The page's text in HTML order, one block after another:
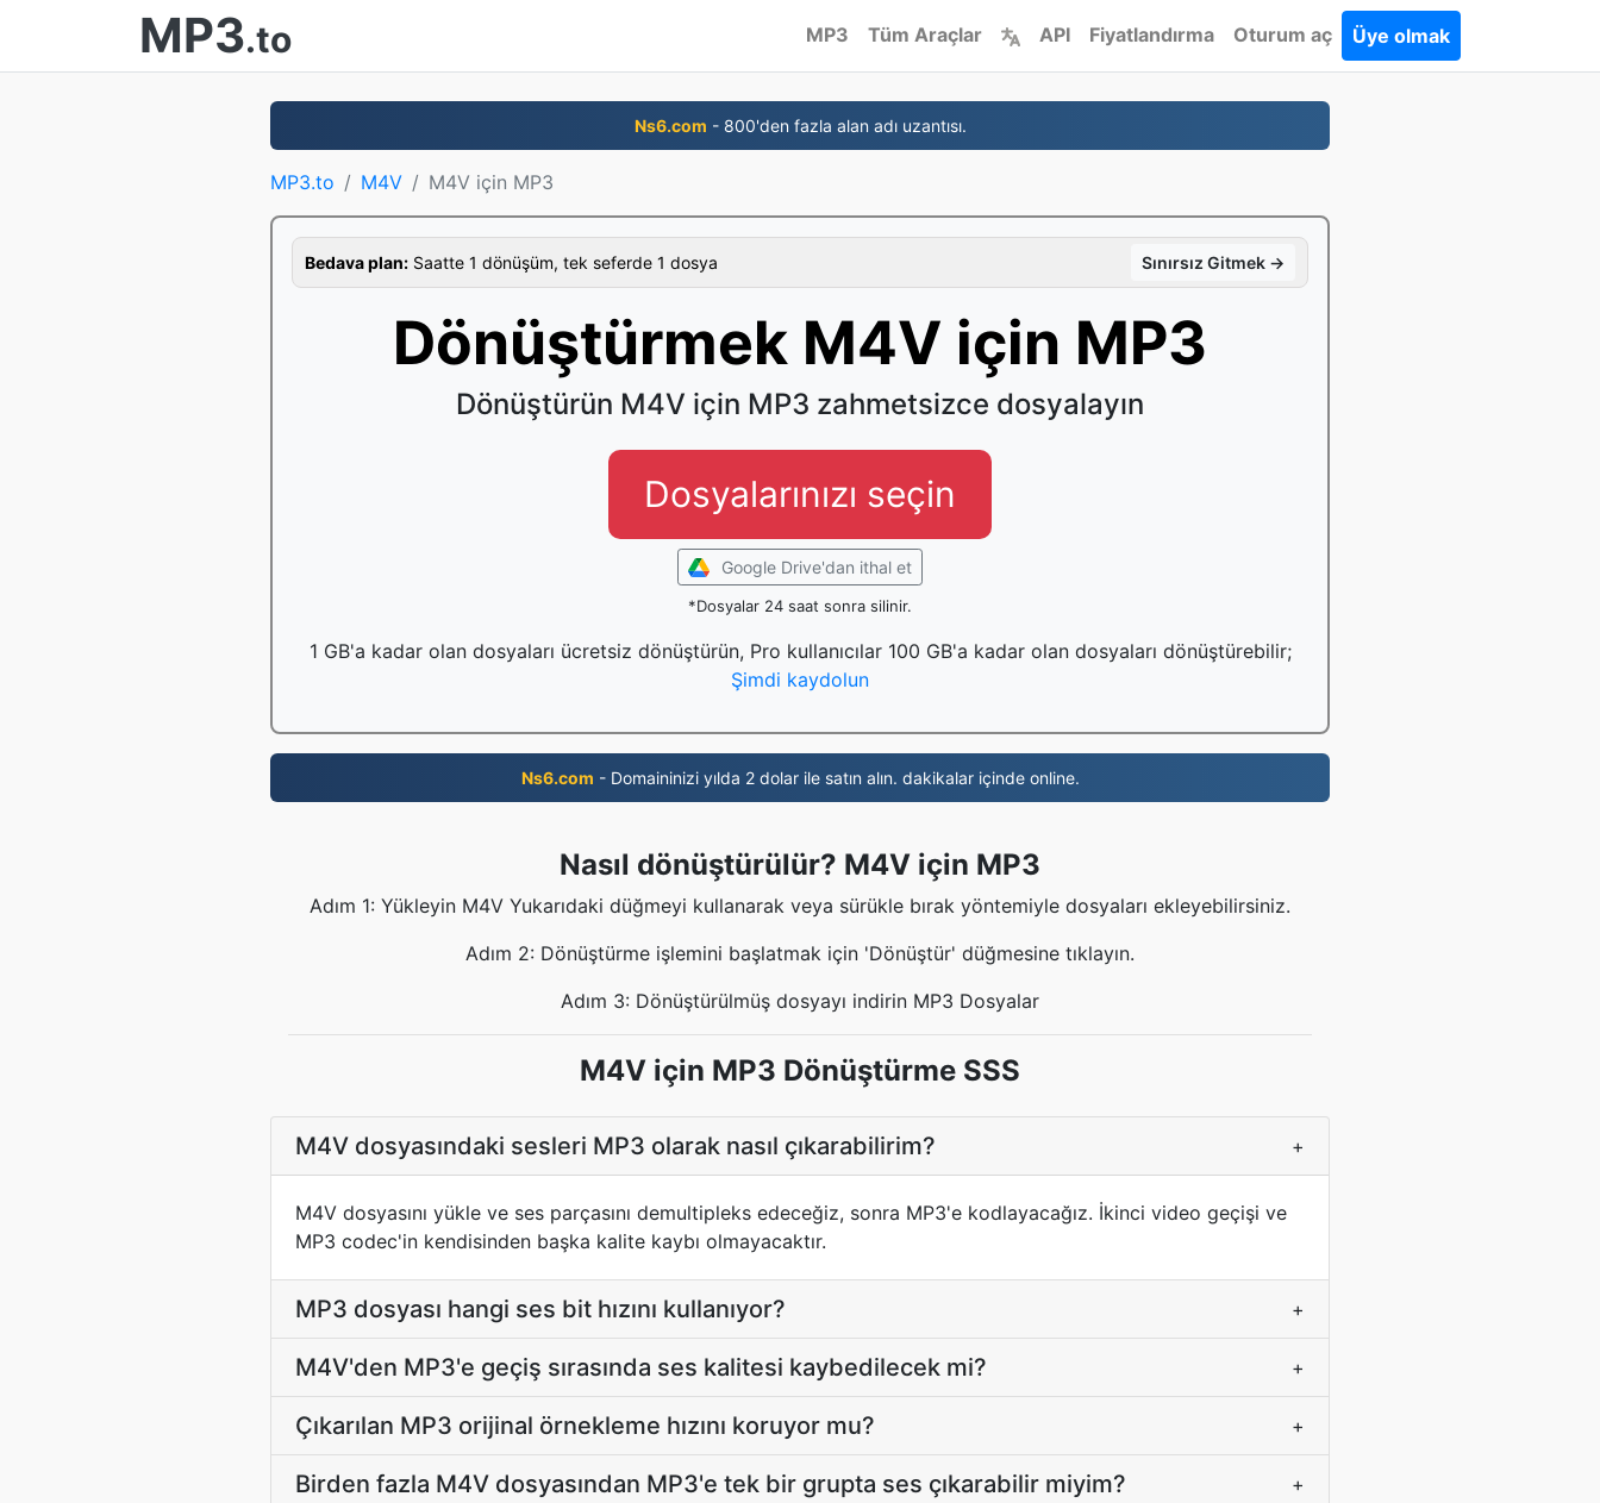
MP3.to MP3 Tüm Araçlar API Fiyatlandırma Oturum aç Üye olmak
Ns6.com - 800'den fazla alan adı uzantısı.
MP3.to M4V M4V için MP3
Bedava plan: Saatte 1 dönüşüm, tek seferde 1 dosya Sınırsız Gitmek →
Dönüştürmek M4V için MP3
Dönüştürün M4V için MP3 zahmetsizce dosyalayın
Dosyalarınızı seçin
Google Drive'dan ithal et
*Dosyalar 24 saat sonra silinir.
1 GB'a kadar olan dosyaları ücretsiz dönüştürün, Pro kullanıcılar 100 GB'a kadar olan dosyaları dönüştürebilir;
Şimdi kaydolun
Ns6.com - Domaininizi yılda 2 dolar ile satın alın. dakikalar içinde online.
Nasıl dönüştürülür? M4V için MP3
Adım 1: Yükleyin M4V Yukarıdaki düğmeyi kullanarak veya sürükle bırak yöntemiyle dosyaları ekleyebilirsiniz.
Adım 2: Dönüştürme işlemini başlatmak için 'Dönüştür' düğmesine tıklayın.
Adım 3: Dönüştürülmüş dosyayı indirin MP3 Dosyalar
M4V için MP3 Dönüştürme SSS
M4V dosyasındaki sesleri MP3 olarak nasıl çıkarabilirim? +
M4V dosyasını yükle ve ses parçasını demultipleks edeceğiz, sonra MP3'e kodlayacağız. İkinci video geçişi ve
MP3 codec'in kendisinden başka kalite kaybı olmayacaktır.
MP3 dosyası hangi ses bit hızını kullanıyor? +
M4V'den MP3'e geçiş sırasında ses kalitesi kaybedilecek mi? +
Çıkarılan MP3 orijinal örnekleme hızını koruyor mu? +
Birden fazla M4V dosyasından MP3'e tek bir grupta ses çıkarabilir miyim? +